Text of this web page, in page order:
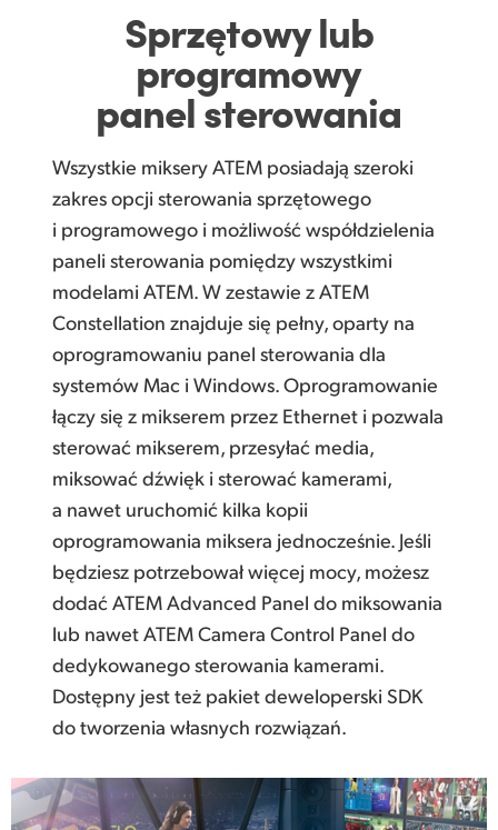
Sprzętowy lub
programowy
panel sterowania
Wszystkie miksery ATEM posiadają szeroki
zakres opcji sterowania sprzętowego
i programowego i możliwość współdzielenia
paneli sterowania pomiędzy wszystkimi
modelami ATEM. W zestawie z ATEM
Constellation znajduje się pełny, oparty na
oprogramowaniu panel sterowania dla
systemów Mac i Windows. Oprogramowanie
łączy się z mikserem przez Ethernet i pozwala
sterować mikserem, przesyłać media,
miksować dźwięk i sterować kamerami,
a nawet uruchomić kilka kopii
oprogramowania miksera jednocześnie. Jeśli
będziesz potrzebował więcej mocy, możesz
dodać ATEM Advanced Panel do miksowania
lub nawet ATEM Camera Control Panel do
dedykowanego sterowania kamerami.
Dostępny jest też pakiet deweloperski SDK
do tworzenia własnych rozwiązań.